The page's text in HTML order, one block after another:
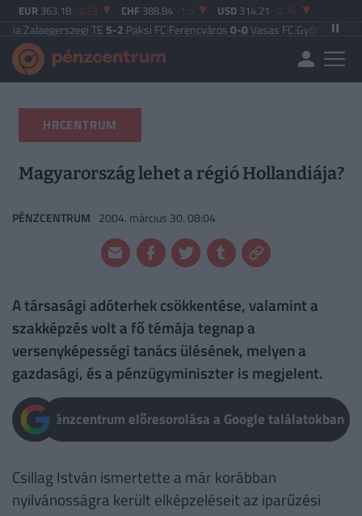
EUR 363.18 -2.23 CHF 388.84 -1.5 USD 314.21 -2.76
TE5-2Paksi FC|Ferencváros0-0Vasas FC|Győri ETO FC4-0
HRCENTRUM
Magyarország lehet a régió Hollandiája?
PÉNZCENTRUM 2004. március 30. 08:04
A társasági adóterhek csökkentése, valamint a
szakképzés volt a fő témája tegnap a
versenyképességi tanács ülésének, melyen a
gazdasági, és a pénzügyminiszter is megjelent.
Pénzcentrum előresorolása a Google találatokban
Csillag István ismertette a már korábban
nyilvánosságra került elképzeléseit az iparűzési